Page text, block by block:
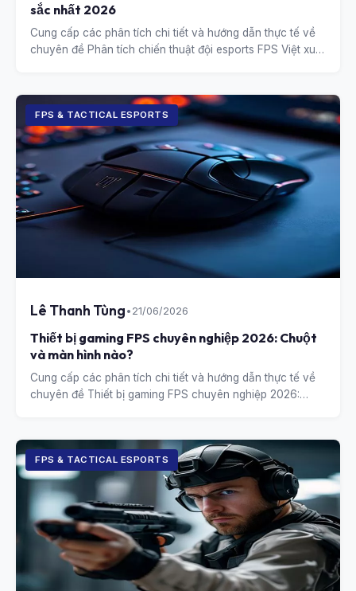
sắc nhất 2026
Cung cấp các phân tích chi tiết và hướng dẫn thực tế về
chuyên đề Phân tích chiến thuật đội esports FPS Việt xuất
FPS & TACTICAL ESPORTS
Lê Thanh Tùng • 21/06/2026
Thiết bị gaming FPS chuyên nghiệp 2026: Chuột
và màn hình nào?
Cung cấp các phân tích chi tiết và hướng dẫn thực tế về
chuyên đề Thiết bị gaming FPS chuyên nghiệp 2026:
FPS & TACTICAL ESPORTS